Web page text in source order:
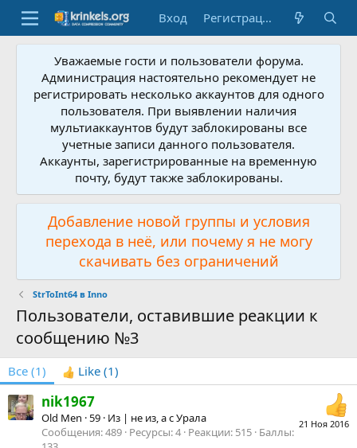
Вход Регистрация
Уважаемые гости и пользователи форума.
Администрация настоятельно рекомендует не
регистрировать несколько аккаунтов для одного
пользователя. При выявлении наличия
мультиаккаунтов будут заблокированы все
учетные записи данного пользователя.
Аккаунты, зарегистрированные на временную
почту, будут также заблокированы.
Добавление новой группы и условия
перехода в неё, или почему я не могу
скачивать без ограничений
StrToInt64 в Inno
Пользователи, оставившие реакции к
сообщению №3
Все (1) Like (1)
21 Ноя 2016
nik1967
Old Men ·59 · Из | не из, а с Урала
Сообщения 489 Ресурсы 4 Реакции 515 Баллы